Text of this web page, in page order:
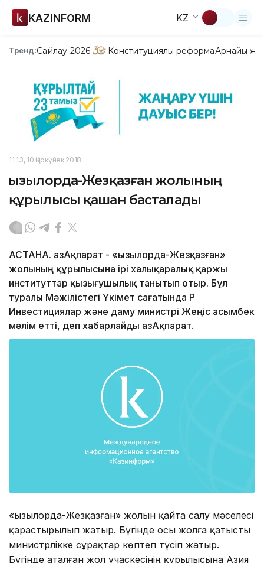
KAZINFORM KZ
Тренд:Сайлау-2026 Конституциялық реформаАрнайы
11:13, 10 Қыркүйек 2018
Қызылорда-Жезқазған жолының
құрылысы қашан басталады
АСТАНА. ҚазАқпарат - «Қызылорда-Жезқазған»
жолының құрылысына ірі халықаралық қаржы
институттар қызығушылық танытып отыр. Бұл
туралы Мәжілістегі Үкімет сағатында ҚР
Инвестициялар және даму министрі Жеңіс Қасымбек
мәлім етті, деп хабарлайды ҚазАқпарат.
«Қызылорда-Жезқазған» жолын қайта салу мәселесі
қарастырылып жатыр. Бүгінде осы жолға қатысты
министрлікке сұрақтар көптеп түсіп жатыр.
Бүгінде аталған жол учаскесінің құрылысына Азия